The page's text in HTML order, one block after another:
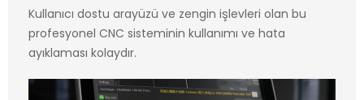
Kullanıcı dostu arayüzü ve zengin işlevleri olan bu
profesyonel CNC sisteminin kullanımı ve hata
ayıklaması kolaydır.